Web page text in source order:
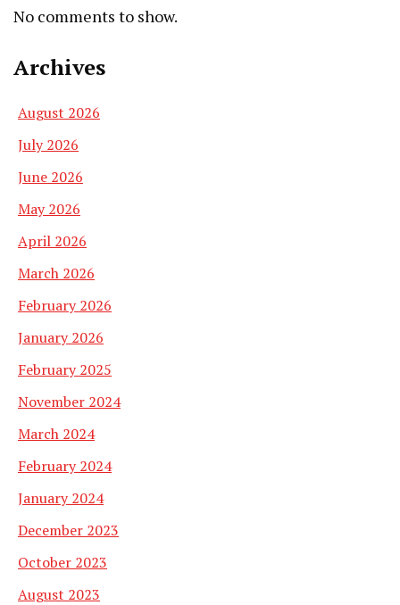
No comments to show.
Archives
August 2026
July 2026
June 2026
May 2026
April 2026
March 2026
February 2026
January 2026
February 2025
November 2024
March 2024
February 2024
January 2024
December 2023
October 2023
August 2023